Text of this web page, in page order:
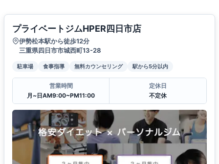
プライベートジムHPER四日市店
伊勢松本駅から徒歩12分
三重県四日市市城西町13-28
駐車場 食事指導 無料カウンセリング 駅から5分以内
営業時間
月~日AM9:00~PM11:00
定休日
不定休